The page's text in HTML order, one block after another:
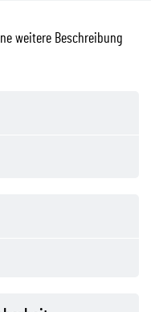
weitere Beschreibung